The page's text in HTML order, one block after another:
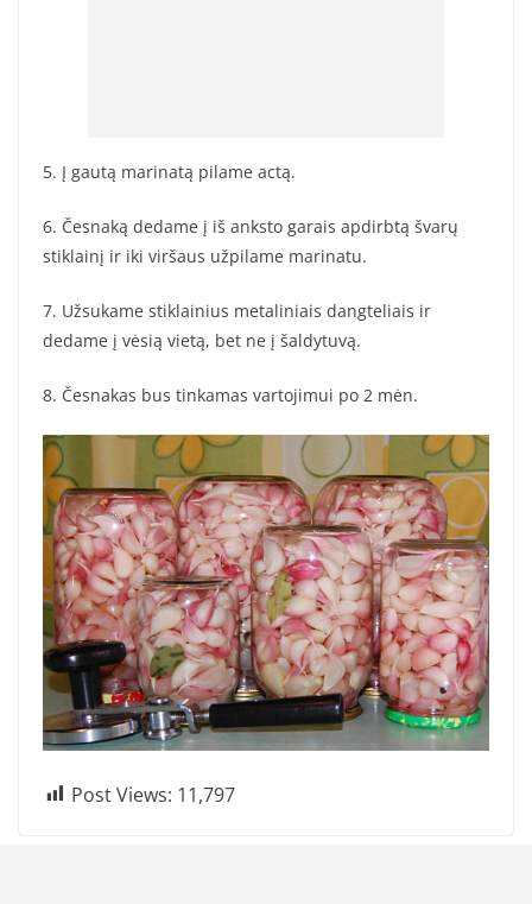
5. Į gautą marinatą pilame actą.
6. Česnaką dedame į iš anksto garais apdirbtą švarų
stiklainį ir iki viršaus užpilame marinatu.
7. Užsukame stiklainius metaliniais dangteliais ir
dedame į vėsią vietą, bet ne į šaldytuvą.
8. Česnakas bus tinkamas vartojimui po 2 mėn.
Post Views: 11,797